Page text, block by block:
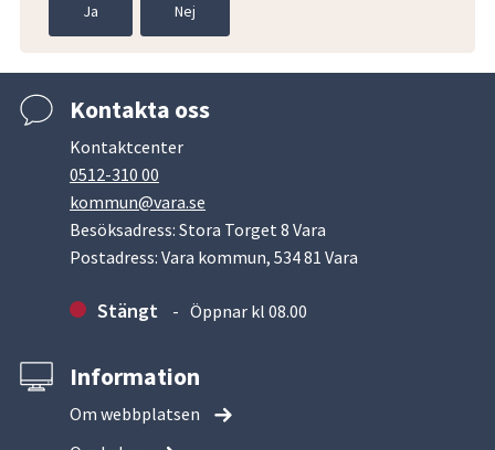
Ja Nej
Kontakta oss
Kontaktcenter
0512-310 00
kommun@vara.se
Besöksadress: Stora Torget 8 Vara
Postadress: Vara kommun, 534 81 Vara
Stängt Öppnar kl 08.00
Information
Om webbplatsen